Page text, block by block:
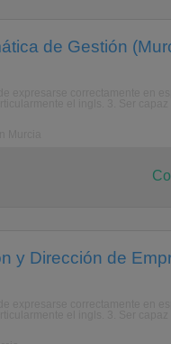
de Gestión
y Dirección de